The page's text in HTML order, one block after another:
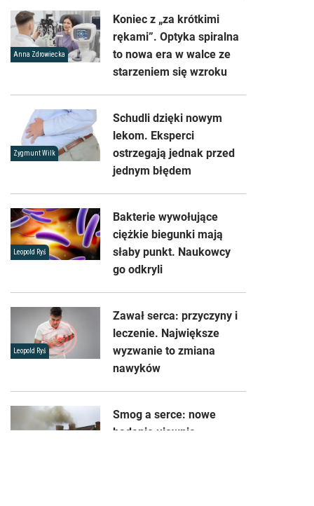
Anna Zdrowiecka
Koniec z „za krótkimi
rękami”. Optyka spiralna
to nowa era w walce ze
starzeniem się wzroku
Zygmunt Wilk
Schudli dzięki nowym
lekom. Eksperci
ostrzegają jednak przed
jednym błędem
Leopold Ryś
Bakterie wywołujące
ciężkie biegunki mają
słaby punkt. Naukowcy
go odkryli
Leopold Ryś
Zawał serca: przyczyny i
leczenie. Największe
wyzwanie to zmiana
nawyków
Smog a serce: nowe
badanie ujawnia